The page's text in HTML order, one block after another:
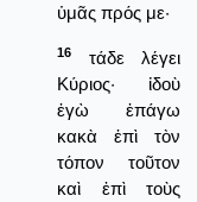
ὑμᾶς πρός με·
16
τάδε λέγει
Κύριος· ἰδοὺ
ἐγὼ ἐπάγω
κακὰ ἐπὶ τὸν
τόπον τοῦτον
καὶ ἐπὶ τοὺς